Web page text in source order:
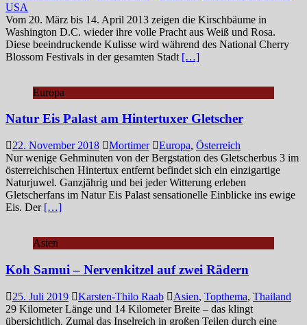
USA
Vom 20. März bis 14. April 2013 zeigen die Kirschbäume in
Washington D.C. wieder ihre volle Pracht aus Weiß und Rosa.
Diese beeindruckende Kulisse wird während des National Cherry
Blossom Festivals in der gesamten Stadt […]
Europa
Natur Eis Palast am Hintertuxer Gletscher
22. November 2018 Mortimer Europa, Österreich
Nur wenige Gehminuten von der Bergstation des Gletscherbus 3 im
österreichischen Hintertux entfernt befindet sich ein einzigartige
Naturjuwel. Ganzjährig und bei jeder Witterung erleben
Gletscherfans im Natur Eis Palast sensationelle Einblicke ins ewige
Eis. Der […]
Asien
Koh Samui – Nervenkitzel auf zwei Rädern
25. Juli 2019 Karsten-Thilo Raab Asien, Topthema, Thailand
29 Kilometer Länge und 14 Kilometer Breite – das klingt
übersichtlich. Zumal das Inselreich in großen Teilen durch eine